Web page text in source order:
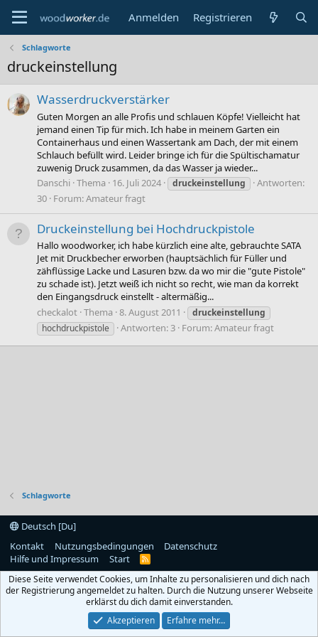
Anmelden Registrieren
Schlagworte
druckeinstellung
Wasserdruckverstärker
Guten Morgen an alle Profis und schlauen Köpfe! Vielleicht hat
jemand einen Tip für mich. Ich habe in meinem Garten ein
Containerhaus und einen Wassertank am Dach, der mit einem
Schlauch befüllt wird. Leider bringe ich für die Spültischamatur
zuwenig Druck zusammen, da das Wasser ja wieder...
Danschi Thema 16. Juli 2024 druckeinstellung
Antworten:
30 Forum:Amateur fragt
Druckeinstellung bei Hochdruckpistole
Hallo woodworker, ich habe kürzlich eine alte, gebrauchte SATA
Jet mit Druckbecher erworben (hauptsächlich für Füller und
zähflüssige Lacke und Lasuren bzw. da wo mir die "gute Pistole"
zu schade ist). Jetzt weiß ich nicht so recht, wie man da korrekt
den Eingangsdruck einstellt - altermäßig...
checkalot Thema 8. August 2011
druckeinstellung
hochdruckpistole
Antworten: 3 Forum:Amateur fragt
Schlagworte
Deutsch [Du]
Kontakt
Nutzungsbedingungen
Datenschutz
Hilfe und Impressum
Start
R
S
Diese Seite verwendet Cookies, um Inhalte zu personalisieren und dich nach
der Registrierung angemeldet zu halten. Durch die Nutzung unserer Webseite
erklärst du dich damit einverstanden.
Akzeptieren
Erfahre mehr…